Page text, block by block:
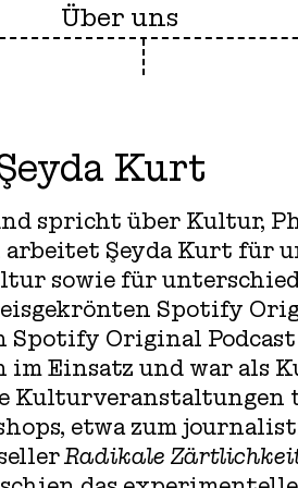
Über uns
Kurt
spricht über Kultur,
Şeyda Kurt für
sowie für
Spotify
Spotify Original
im Einsatz und war als
Kulturveranstaltungen
etwa zum
Radikale